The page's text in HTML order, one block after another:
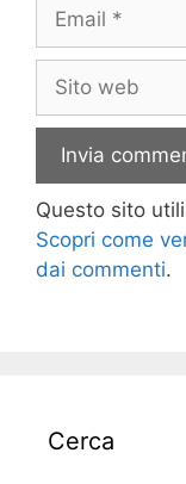
Email
Sito
web
Questo sito
Scopri come
dai commenti.
Cerca